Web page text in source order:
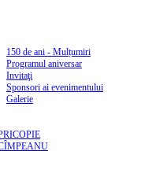
150 de ani - Mulțumiri
Programul aniversar
Invitaţi
Sponsori ai evenimentului
Galerie